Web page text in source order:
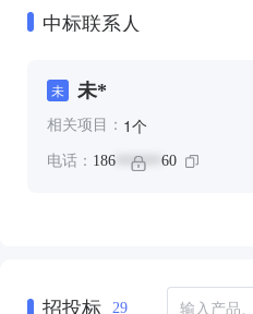
中标联系人
未 未*
相关项目： 1个
电话： 186 ****** 60
招投标 29